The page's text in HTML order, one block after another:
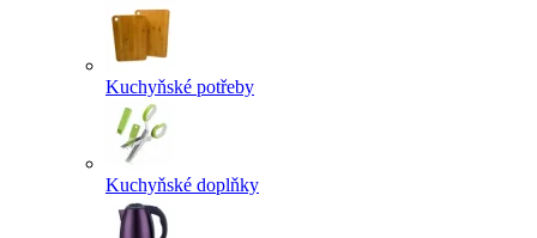
Kuchyňské potřeby
Kuchyňské doplňky